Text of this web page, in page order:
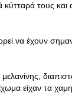
τους και
να έχουν
είχαν τα